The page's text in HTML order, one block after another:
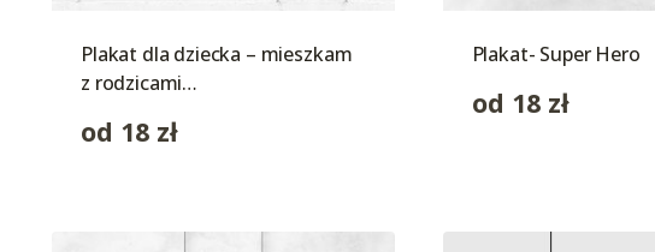
Plakat dla dziecka – mieszkam
z rodzicami…
od 18 zł
Plakat- Super Hero
od 18 zł